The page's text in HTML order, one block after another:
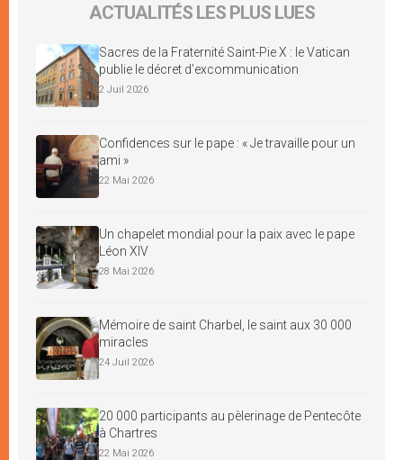
ACTUALITÉS LES PLUS LUES
Sacres de la Fraternité Saint-Pie X : le Vatican
publie le décret d’excommunication
2 Juil 2026
Confidences sur le pape : « Je travaille pour un
ami »
22 Mai 2026
Un chapelet mondial pour la paix avec le pape
Léon XIV
28 Mai 2026
Mémoire de saint Charbel, le saint aux 30 000
miracles
24 Juil 2026
20 000 participants au pèlerinage de Pentecôte
à Chartres
22 Mai 2026